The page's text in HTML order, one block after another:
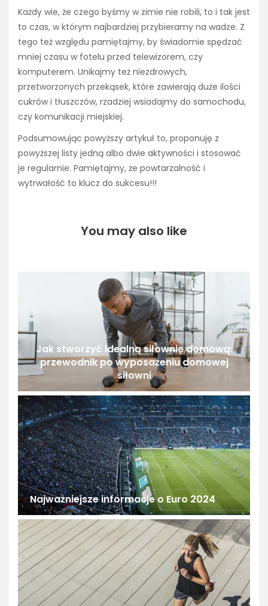
Każdy wie, że czego byśmy w zimie nie robili, to i tak jest
to czas, w którym najbardziej przybieramy na wadze. Z
tego też względu pamiętajmy, by świadomie spędzać
mniej czasu w fotelu przed telewizorem, czy
komputerem. Unikajmy też niezdrowych,
przetworzonych przekąsek, które zawierają duże ilości
cukrów i tłuszczów, rzadziej wsiadajmy do samochodu,
czy komunikacji miejskiej.
Podsumowując powyższy artykuł to, proponuję z
powyższej listy jedną albo dwie aktywności i stosować
je regularnie. Pamiętajmy, że powtarzalność i
wytrwałość to klucz do sukcesu!!!
You may also like
Jak stworzyć idealną siłownię domową:
przewodnik po wyposażeniu domowej
siłowni
Najważniejsze informacje o Euro 2024